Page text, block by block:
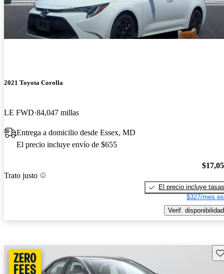
2021 Toyota Corolla
LE FWD 84,047 millas
Entrega a domicilio desde Essex, MD
El precio incluye envío de $655
Trato justo
El precio incluye tasas
$327/mes
Verif. disponibilidad